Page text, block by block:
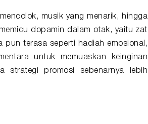
musik yang menarik, hingga
dopamin dalam otak, yaitu zat
pun terasa seperti hadiah emosional,
untuk memuaskan keinginan
strategi promosi sebenarnya lebih